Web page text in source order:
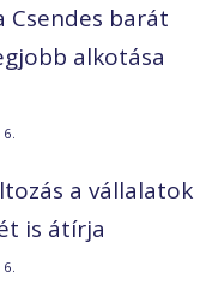
Csendes barát
alkotása
6.
a vállalatok
is átírja
6.